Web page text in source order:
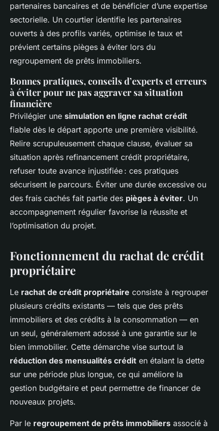
partenaires bancaires et de bénéficier d’une expertise
sectorielle. Un courtier identifie les partenaires
ouverts à des profils variés, optimise le taux et
prévient certains pièges à éviter lors du
regroupement de prêts immobiliers.
Bonnes pratiques, conseils d’experts et erreurs
à éviter pour ne pas aggraver sa situation
financière
Privilégier une simulation en ligne rachat crédit
fiable dès le départ apporte une première visibilité.
Relire scrupuleusement chaque clause, évaluer sa
situation après refinancement crédit propriétaire,
refuser toute avance injustifiée : ces pratiques
sécurisent le parcours. Éviter une durée excessive ou
des frais cachés fait partie des pièges à éviter. Un
accompagnement régulier favorise la réussite et
l’optimisation du projet.
Fonctionnement du rachat de crédit
propriétaire
Le rachat de crédit propriétaire consiste à regrouper
plusieurs crédits existants — tels que des prêts
immobiliers et des crédits à la consommation — en
un seul, généralement adossé à une garantie sur le
bien immobilier. Cette démarche vise surtout la
réduction des mensualités crédit en étalant la dette
sur une période plus longue, ce qui améliore la
gestion budgétaire et peut permettre de financer de
nouveaux projets.
Par le regroupement de prêts immobiliers associé à